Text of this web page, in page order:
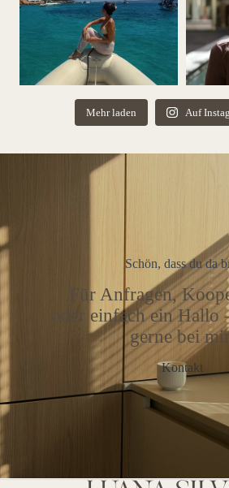
Mehr laden Auf
Schön, dass du da
Für Anfragen,
oder einfach ein Hallo
gerne bei
Kontakt